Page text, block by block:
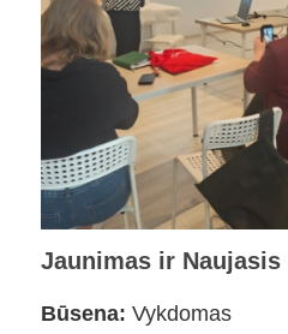
Jaunimas ir Naujasis
Būsena: Vykdomas